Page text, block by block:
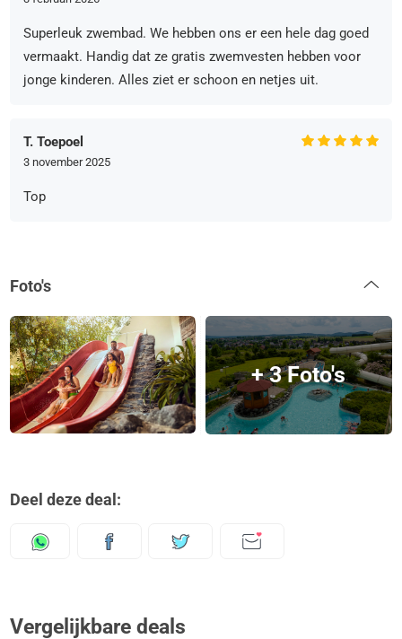
Superleuk zwembad. We hebben ons er een hele dag goed
vermaakt. Handig dat ze gratis zwemvesten hebben voor
jonge kinderen. Alles ziet er schoon en netjes uit.
T. Toepoel
3 november 2025
Top
Foto's
+ 3 Foto's
Deel deze deal:
Vergelijkbare deals